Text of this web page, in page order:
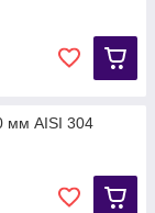
мм AISI 304